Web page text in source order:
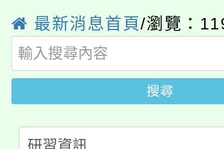
生本土語及新住民語歌
代理(課)教師甄選結果(
公告本校115學年度第
代理(課)教師甄選結果(
轉知中國文化大學推廣
《TA101》溝通分析基
心理、諮商輔導、社會
轉知苗栗縣政府辦理
縣市「校園短影音徵選
門員」簡章及活動海報
桃園市115學年度學生
要點
「桃園市補助參觀特色
最新消息首頁/瀏覽：
搜尋